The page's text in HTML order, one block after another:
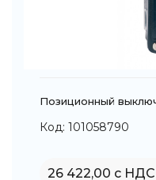
Позиционный
Код: 101058790
26 422,00 с